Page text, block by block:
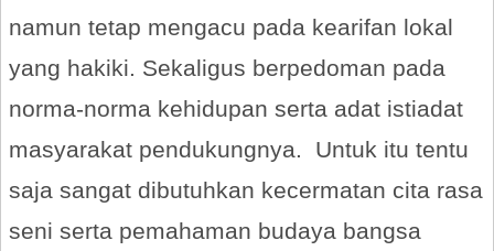
namun tetap mengacu pada kearifan lokal
yang hakiki. Sekaligus berpedoman pada
norma-norma kehidupan serta adat istiadat
masyarakat pendukungnya. Untuk itu tentu
saja sangat dibutuhkan kecermatan cita rasa
seni serta pemahaman budaya bangsa